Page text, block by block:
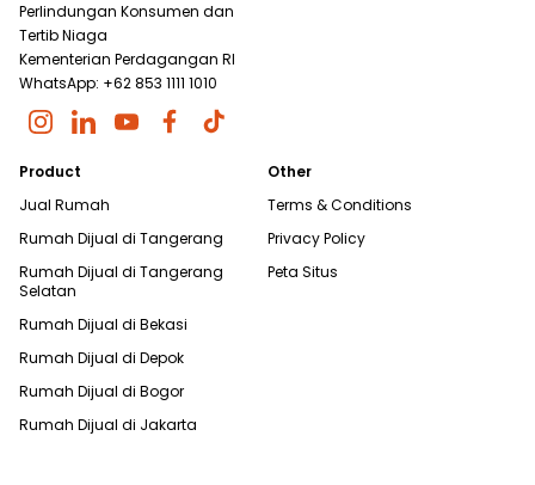
Perlindungan Konsumen dan
Tertib Niaga
Kementerian Perdagangan RI
WhatsApp: +62 853 1111 1010
Product
Jual Rumah
Rumah Dijual di Tangerang
Rumah Dijual di Tangerang
Selatan
Rumah Dijual di Bekasi
Rumah Dijual di Depok
Rumah Dijual di Bogor
Rumah Dijual di Jakarta
Other
Terms & Conditions
Privacy Policy
Peta Situs